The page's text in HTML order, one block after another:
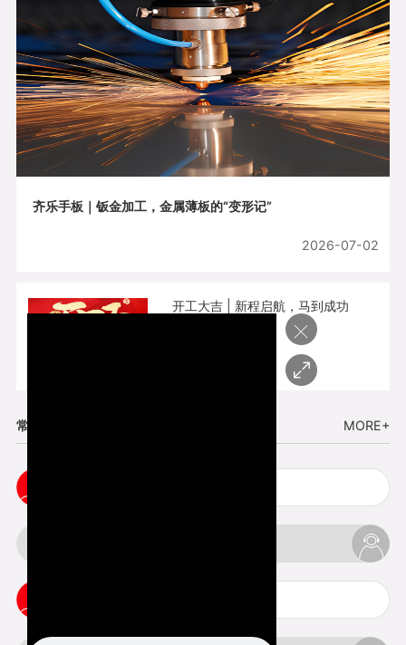
齐乐手板｜钣金加工，金属薄板的“变形记”
2026-07-02
开工大吉 | 新程启航，马到成功
常见问题 MORE+
×